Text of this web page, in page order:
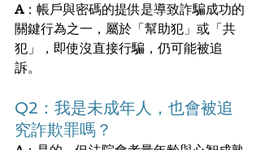
A：帳戶與密碼的提供是導致詐騙成功的
關鍵行為之一，屬於「幫助犯」或「共
犯」，即使沒直接行騙，仍可能被追
訴。
Q2：我是未成年人，也會被追
究詐欺罪嗎？